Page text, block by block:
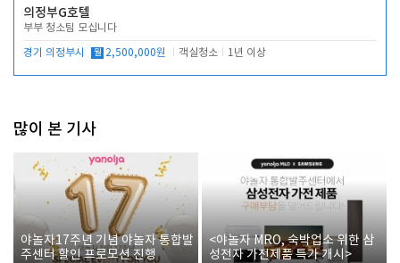
의정부G호텔
부부 청소팀 모십니다
경기 의정부시 월 2,500,000원 객실청소 1년 이상
많이 본 기사
야놀자17주년 기념 야놀자 통합발
주센터 할인 프로모션 진행
<야놀자 MRO, 숙박업소 위한 삼
성전자 가전제품 특가 개시>